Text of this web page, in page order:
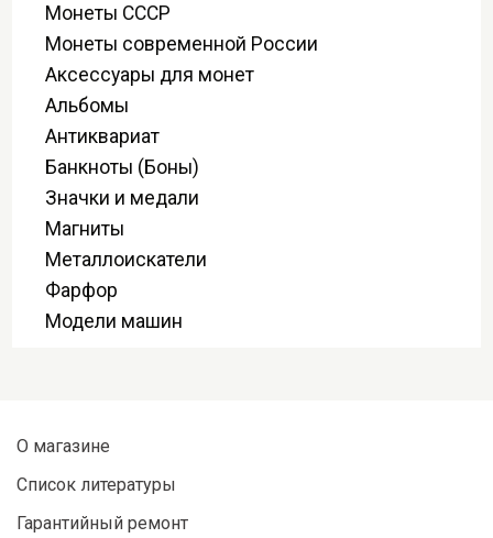
Монеты СССР
Монеты современной России
Аксессуары для монет
Альбомы
Антиквариат
Банкноты (Боны)
Значки и медали
Магниты
Металлоискатели
Фарфор
Модели машин
О магазине
Список литературы
Гарантийный ремонт